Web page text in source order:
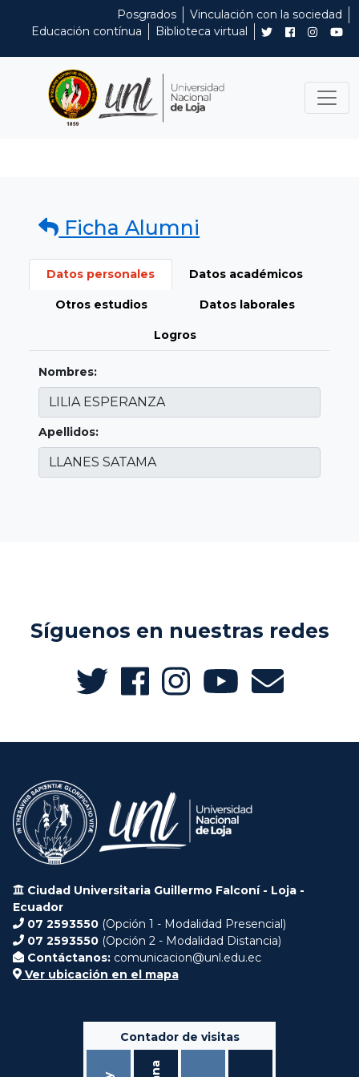
Posgrados
Vinculación con la sociedad
Educación contínua
Biblioteca virtual
Ficha Alumni
Datos personales Datos académicos
Otros estudios Datos laborales
Logros
Nombres:
Apellidos:
Síguenos en nuestras redes
Ciudad Universitaria Guillermo Falconí - Loja -
Ecuador
07 2593550 (Opción 1 - Modalidad Presencial)
07 2593550 (Opción 2 - Modalidad Distancia)
Contáctanos: comunicacion@unl.edu.ec
Ver ubicación en el mapa
Contador de visitas